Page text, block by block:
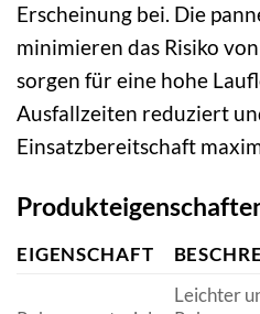
Erscheinung bei. Die
minimieren das Risiko
sorgen für eine hohe
Ausfallzeiten reduziert
Einsatzbereitschaft
EIGENSCHAFT
Leichter